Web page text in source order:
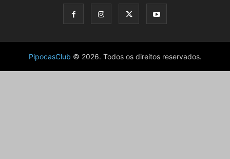
PipocasClub © 2026. Todos os direitos reservados.